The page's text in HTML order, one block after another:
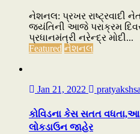
નેશનલ: પ્રખર રાષ્ટ્રવાદી
જયંતિની આજે પરાક્રમ
પ્રધાનમંત્રી નરેન્દ્ર મોદી...
Featured નેશનલ
Jan 21, 2022
કોવિડના કેસ સતત વધતા,આ
લોકડાઉન જાહેર